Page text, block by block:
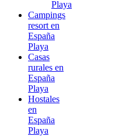
Playa
Campings
resort en
España
Playa
Casas
rurales en
España
Playa
Hostales
en
España
Playa